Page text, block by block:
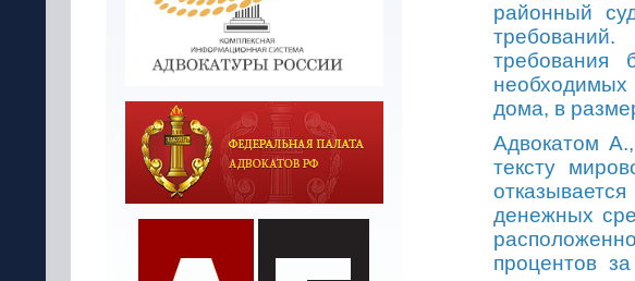
районный
требования
необходимых
дома, в
Адвокатом А.
тексту
денежных
процентов